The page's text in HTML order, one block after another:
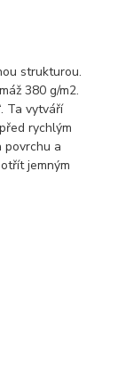
strukturou.
380 g/m2.
Ta vytváří
rychlým
povrchu a
jemným